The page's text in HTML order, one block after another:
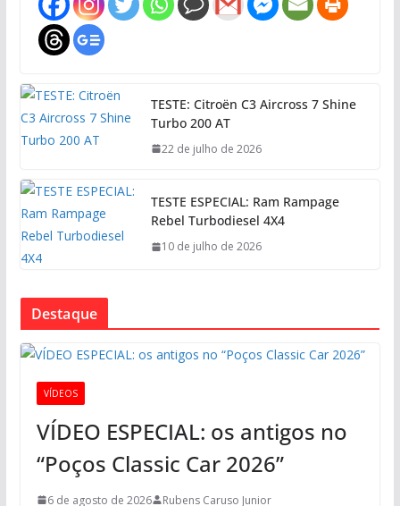
TESTE: Citroën C3 Aircross 7 Shine
Turbo 200 AT
22 de julho de 2026
TESTE ESPECIAL: Ram Rampage
Rebel Turbodiesel 4X4
10 de julho de 2026
Destaque
VÍDEOS
VÍDEO ESPECIAL: os antigos no
“Poços Classic Car 2026”
6 de agosto de 2026 Rubens Caruso Junior